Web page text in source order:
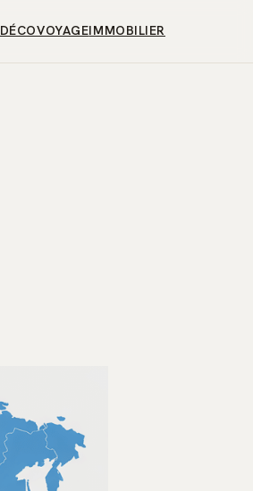
DÉCOVOYAGEIMMOBILIER